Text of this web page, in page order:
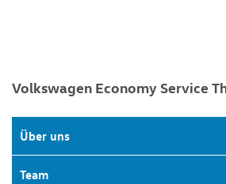
Volkswagen Economy Service
Über uns
Team